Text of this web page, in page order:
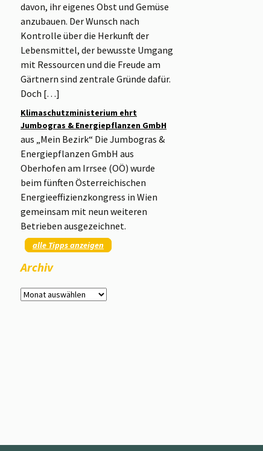
davon, ihr eigenes Obst und Gemüse
anzubauen. Der Wunsch nach
Kontrolle über die Herkunft der
Lebensmittel, der bewusste Umgang
mit Ressourcen und die Freude am
Gärtnern sind zentrale Gründe dafür.
Doch […]
Klimaschutzministerium ehrt
Jumbogras & Energiepflanzen GmbH
aus „Mein Bezirk“ Die Jumbogras &
Energiepflanzen GmbH aus
Oberhofen am Irrsee (OÖ) wurde
beim fünften Österreichischen
Energieeffizienzkongress in Wien
gemeinsam mit neun weiteren
Betrieben ausgezeichnet.
alle Tipps anzeigen
Archiv
Archiv